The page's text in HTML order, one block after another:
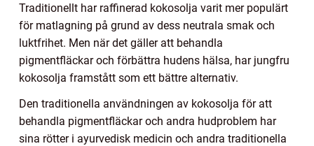
Traditionellt har raffinerad kokosolja varit mer populärt
för matlagning på grund av dess neutrala smak och
luktfrihet. Men när det gäller att behandla
pigmentfläckar och förbättra hudens hälsa, har jungfru
kokosolja framstått som ett bättre alternativ.
Den traditionella användningen av kokosolja för att
behandla pigmentfläckar och andra hudproblem har
sina rötter i ayurvedisk medicin och andra traditionella